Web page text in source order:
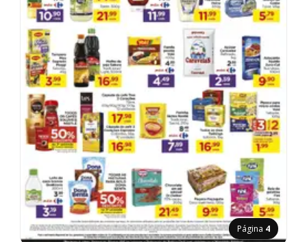
Página 4